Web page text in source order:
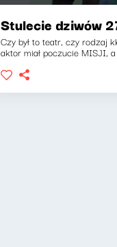
Stulecie dziwów
Czy był to teatr, czy rodzaj
aktor miał poczucie MISJI, a